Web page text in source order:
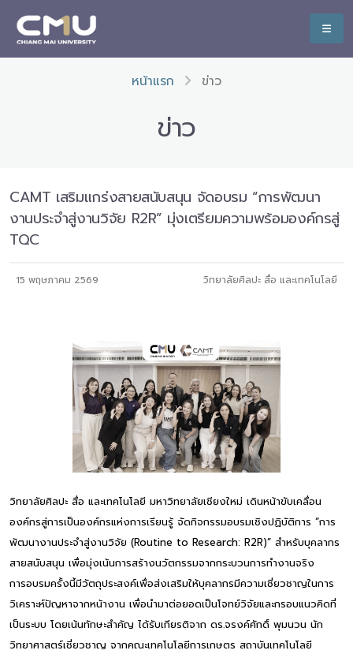
หน้าแรก ข่าว
ข่าว
CAMT เสริมแกร่งสายสนับสนุน จัดอบรม “การพัฒนา
งานประจำสู่งานวิจัย R2R” มุ่งเตรียมความพร้อมองค์กรสู่
TQC
15 พฤษภาคม 2569 วิทยาลัยศิลปะ สื่อ และเทคโนโลยี
วิทยาลัยศิลปะ สื่อ และเทคโนโลยี มหาวิทยาลัยเชียงใหม่ เดินหน้าขับเคลื่อน
องค์กรสู่การเป็นองค์กรแห่งการเรียนรู้ จัดกิจกรรมอบรมเชิงปฏิบัติการ “การ
พัฒนางานประจำสู่งานวิจัย (Routine to Research: R2R)” สำหรับบุคลากร
สายสนับสนุน เพื่อมุ่งเน้นการสร้างนวัตกรรมจากกระบวนการทำงานจริง
การอบรมครั้งนี้มีวัตถุประสงค์เพื่อส่งเสริมให้บุคลากรมีความเชี่ยวชาญในการ
วิเคราะห์ปัญหาจากหน้างาน เพื่อนำมาต่อยอดเป็นโจทย์วิจัยและกรอบแนวคิดที่
เป็นระบบ โดยเน้นทักษะสำคัญ ได้รับเกียรติจาก ดร.จรงค์ศักดิ์ พุมนวน นัก
วิทยาศาสตร์เชี่ยวชาญ จากคณะเทคโนโลยีการเกษตร สถาบันเทคโนโลยี